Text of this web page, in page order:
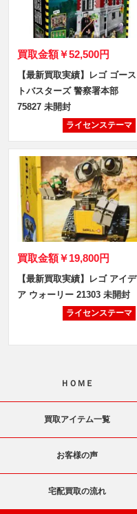
買取金額￥52,500円
【最新買取実績】レゴ ゴース
トバスターズ 警察署本部
75827 未開封
ライセンステーマ
買取金額￥19,800円
【最新買取実績】レゴ アイデ
ア ウォーリー 21303 未開封
ライセンステーマ
ＨＯＭＥ
買取アイテム一覧
お客様の声
宅配買取の流れ